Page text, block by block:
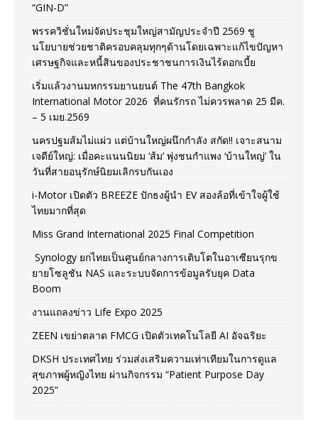
“GIN-D”
พรรควิชั่นใหม่จัดประชุมใหญ่สามัญประจำปี 2569 ชู
นโยบายช่วยชาติครอบคลุมทุกๆด้านโดยเฉพาะแก้ไขปัญหา
เศรษฐกิจและหนี้สินของประชาชนการเงินไร้ดอกเบี้ย
เริ่มแล้วงานมหกรรมยานยนต์ The 47th Bangkok
International Motor 2026 ที่คนรักรถ ไม่ควรพลาด 25 มีค.
– 5 เมย.2569
นครปฐมส้มไม่แผ่ว แต่บ้านใหญ่ผนึกกำลัง สกัด!! เจาะสนาม
เจดีย์ใหญ่: เมื่อคะแนนนิยม ‘ส้ม’ พุ่งชนกำแพง ‘บ้านใหญ่’ ใน
วันที่สายอนุรักษ์นิยมเลิกรบกันเอง
i-Motor เปิดตัว BREEZE ปักธงผู้นำ EV สองล้อที่เข้าใจผู้ใช้
ไทยมากที่สุด
Miss Grand International 2025 Final Competition
Synology ยกไทยเป็นศูนย์กลางการเติบโตในอาเซียนรุกข
ยายโซลูชัน NAS และระบบจัดการข้อมูลรับยุค Data
Boom
งานแถลงข่าว Life Expo 2025
ZEEN เขย่าตลาด FMCG เปิดตัวเทคโนโลยี AI อัจฉริยะ
DKSH ประเทศไทย ร่วมส่งเสริมความเท่าเทียมในการดูแล
สุขภาพผู้หญิงไทย ผ่านกิจกรรม “Patient Purpose Day
2025”